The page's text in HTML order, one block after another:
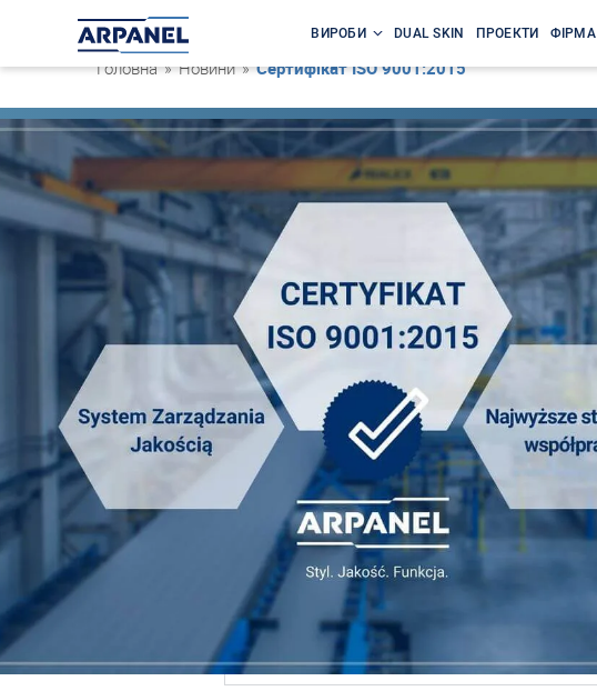
ВИРОБИ DUAL SKIN ПРОЕКТИ ФІРМА
Головна » Новини »Сертифікат ISO 9001:2015